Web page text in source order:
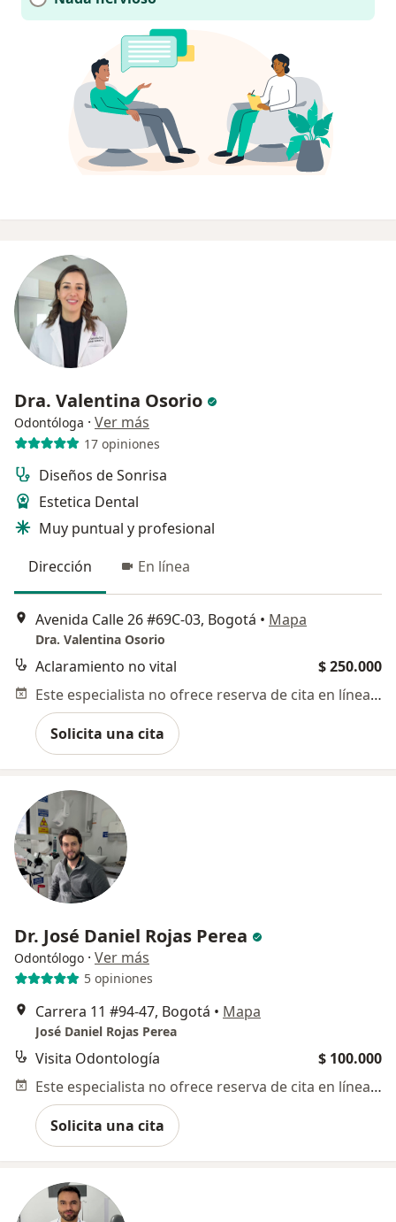
Dra. Valentina Osorio
Odontóloga · Ver más
17 opiniones
Diseños de Sonrisa
Estetica Dental
Muy puntual y profesional
Dirección
En línea
Avenida Calle 26 #69C-03, Bogotá • Mapa
Dra. Valentina Osorio
Aclaramiento no vital
$ 250.000
Este especialista no ofrece reserva de cita en línea en esta dirección.
Solicita una cita
Dr. José Daniel Rojas Perea
Odontólogo · Ver más
5 opiniones
Carrera 11 #94-47, Bogotá • Mapa
José Daniel Rojas Perea
Visita Odontología
$ 100.000
Este especialista no ofrece reserva de cita en línea en esta dirección.
Solicita una cita